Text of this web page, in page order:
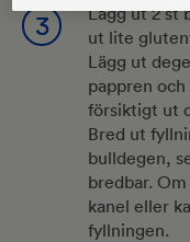
3
Lägg ut 2 st
ut lite
Lägg ut
pappren
försiktigt ut
Bred ut
bulldegen,
bredbar.
kanel eller
fyllningen.